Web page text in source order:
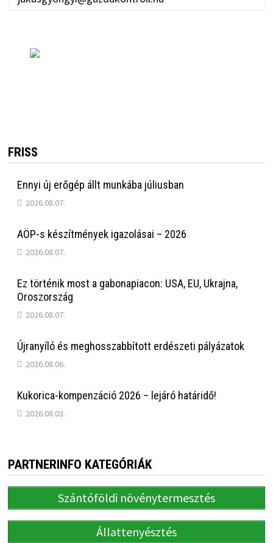
FRISS
Ennyi új erőgép állt munkába júliusban
2026.08.07.
AÖP-s készítmények igazolásai – 2026
2026.08.07.
Ez történik most a gabonapiacon: USA, EU, Ukrajna,
Oroszország
2026.08.07.
Újranyíló és meghosszabbított erdészeti pályázatok
2026.08.06.
Kukorica-kompenzáció 2026 – lejáró határidő!
2026.08.03.
PARTNERINFO KATEGÓRIÁK
Szántóföldi növénytermesztés
Állattenyésztés